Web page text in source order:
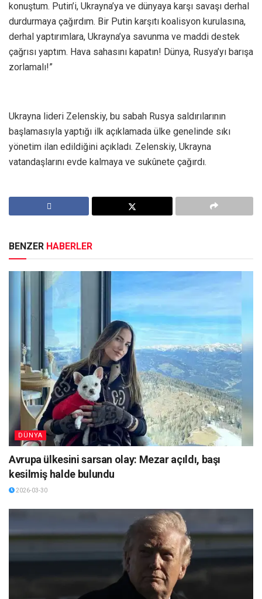
konuştum. Putin’i, Ukrayna’ya ve dünyaya karşı savaşı derhal
durdurmaya çağırdım. Bir Putin karşıtı koalisyon kurulasına,
derhal yaptırımlara, Ukrayna’ya savunma ve maddi destek
çağrısı yaptım. Hava sahasını kapatın! Dünya, Rusya’yı barışa
zorlamalı!”
Ukrayna lideri Zelenskiy, bu sabah Rusya saldırılarının
başlamasıyla yaptığı ilk açıklamada ülke genelinde sıkı
yönetim ilan edildiğini açıkladı. Zelenskiy, Ukrayna
vatandaşlarını evde kalmaya ve sukûnete çağırdı.
BENZER HABERLER
DÜNYA
Avrupa ülkesini sarsan olay: Mezar açıldı, başı
kesilmiş halde bulundu
2026-03-30